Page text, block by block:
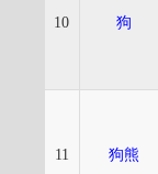
10 狗
11 狗熊